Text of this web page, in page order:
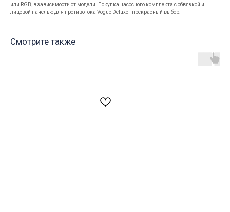
или RGB, в зависимости от модели. Покупка насосного комплекта с обвязкой и
лицевой панелью для противотока Vogue Deluxe - прекрасный выбор.
Смотрите также